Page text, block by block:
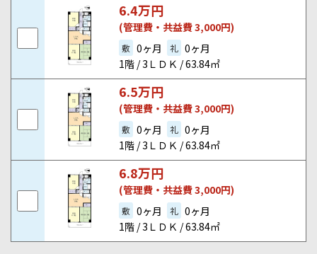
6.4万円
(管理費・共益費 3,000円)
敷 0ヶ月 礼 0ヶ月
1階 / 3ＬＤＫ / 63.84㎡
6.5万円
(管理費・共益費 3,000円)
敷 0ヶ月 礼 0ヶ月
1階 / 3ＬＤＫ / 63.84㎡
6.8万円
(管理費・共益費 3,000円)
敷 0ヶ月 礼 0ヶ月
1階 / 3ＬＤＫ / 63.84㎡